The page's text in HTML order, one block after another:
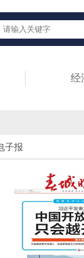
经
子报
吃过……
2026-06-02 19:44:18
腾讯、美团、京东、
2026年高考暖心护航
租推出免费出行及便
2026-06-02 19:44:38
官渡区产投公司联合
出口贸易，无人机榴
2026-06-02 19:44:46